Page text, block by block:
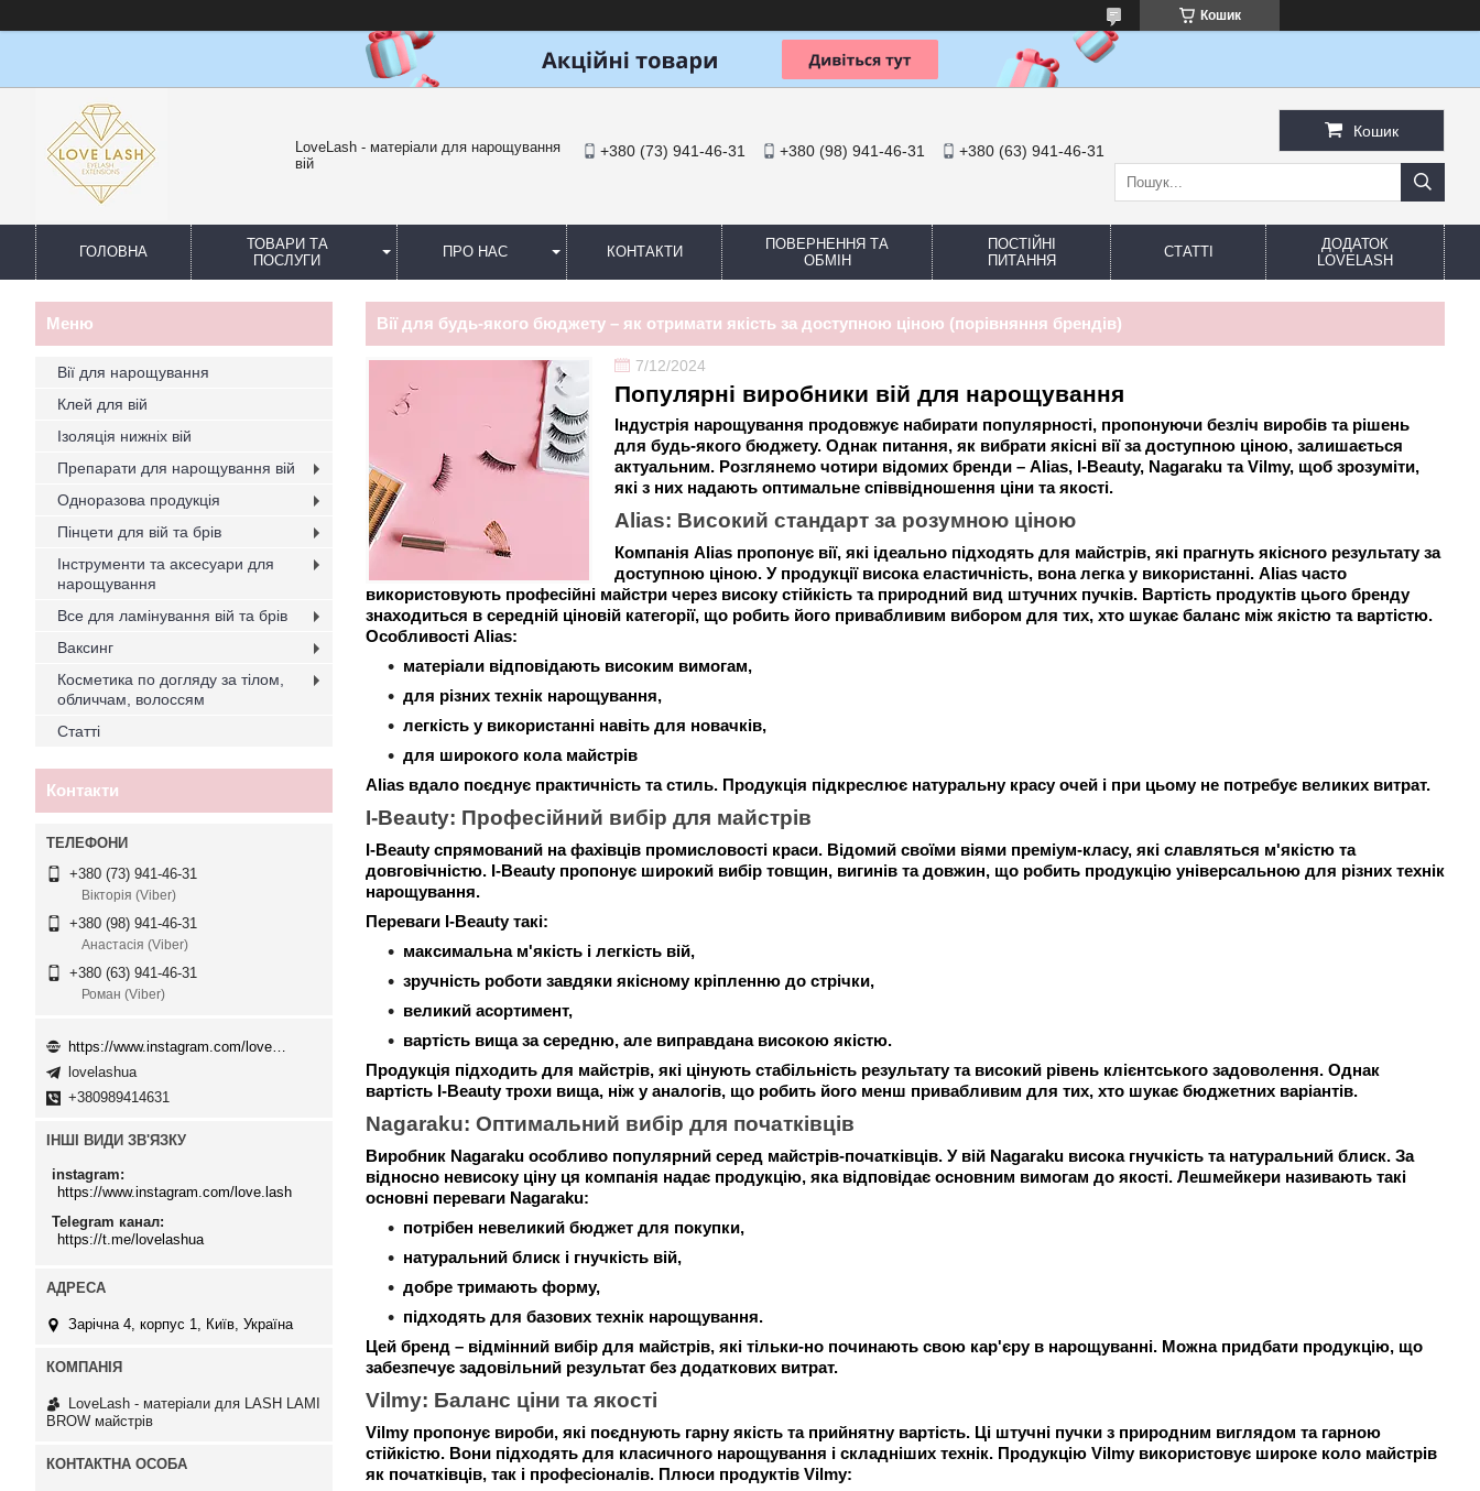
Кошик
LoveLash - матеріали для нарощування
вій
+380 (73) 941-46-31 +380 (98) 941-46-31 +380 (63) 941-46-31
Кошик
ГОЛОВНА
ТОВАРИ ТА
ПОСЛУГИ
ПРО НАС КОНТАКТИ
ПОВЕРНЕННЯ ТА
ОБМІН
ПОСТІЙНІ
ПИТАННЯ
СТАТТІ
ДОДАТОК
LOVELASH
Вії для будь-якого бюджету – як отримати якість за доступною ціною (порівняння брендів)
7/12/2024
Популярні виробники вій для нарощування
Індустрія нарощування продовжує набирати популярності, пропонуючи безліч виробів та рішень
для будь-якого бюджету. Однак питання, як вибрати якісні вії за доступною ціною, залишається
актуальним. Розглянемо чотири відомих бренди – Alias, I-Beauty, Nagaraku та Vilmy, щоб зрозуміти,
які з них надають оптимальне співвідношення ціни та якості.
Alias: Високий стандарт за розумною ціною
Компанія Alias ​​пропонує вії, які ідеально підходять для майстрів, які прагнуть якісного результату за
доступною ціною. У продукції висока еластичність, вона легка у використанні. Alias ​​часто
використовують професійні майстри через високу стійкість та природний вид штучних пучків. Вартість продуктів цього бренду
знаходиться в середній ціновій категорії, що робить його привабливим вибором для тих, хто шукає баланс між якістю та вартістю.
Особливості Alias:
матеріали відповідають високим вимогам,
для різних технік нарощування,
легкість у використанні навіть для новачків,
для широкого кола майстрів
Alias ​​вдало поєднує практичність та стиль. Продукція підкреслює натуральну красу очей і при цьому не потребує великих витрат.
I-Beauty: Професійний вибір для майстрів
I-Beauty спрямований на фахівців промисловості краси. Відомий своїми віями преміум-класу, які славляться м'якістю та
довговічністю. I-Beauty пропонує широкий вибір товщин, вигинів та довжин, що робить продукцію універсальною для різних технік
нарощування.
Переваги I-Beauty такі:
максимальна м'якість і легкість вій,
зручність роботи завдяки якісному кріпленню до стрічки,
великий асортимент,
вартість вища за середню, але виправдана високою якістю.
Продукція підходить для майстрів, які цінують стабільність результату та високий рівень клієнтського задоволення. Однак
вартість I-Beauty трохи вища, ніж у аналогів, що робить його менш привабливим для тих, хто шукає бюджетних варіантів.
Nagaraku: Оптимальний вибір для початківців
Виробник Nagaraku особливо популярний серед майстрів-початківців. У вій Nagaraku висока гнучкість та натуральний блиск. За
відносно невисоку ціну ця компанія надає продукцію, яка відповідає основним вимогам до якості. Лешмейкери називають такі
основні переваги Nagaraku:
потрібен невеликий бюджет для покупки,
натуральний блиск і гнучкість вій,
добре тримають форму,
підходять для базових технік нарощування.
Цей бренд – відмінний вибір для майстрів, які тільки-но починають свою кар'єру в нарощуванні. Можна придбати продукцію, що
забезпечує задовільний результат без додаткових витрат.
Vilmy: Баланс ціни та якості
Vilmy пропонує вироби, які поєднують гарну якість та прийнятну вартість. Ці штучні пучки з природним виглядом та гарною
стійкістю. Вони підходять для класичного нарощування і складніших технік. Продукцію Vilmy використовує широке коло майстрів
як початківців, так і професіоналів. Плюси продуктів Vilmy:
Вії для нарощування
Клей для вій
Ізоляція нижніх вій
Препарати для нарощування вій
Одноразова продукція
Пінцети для вій та брів
Інструменти та аксесуари для
нарощування
Все для ламінування вій та брів
Ваксинг
Косметика по догляду за тілом,
обличчам, волоссям
Статті
Контакти
+380 (73) 941-46-31
Вікторія (Viber)
+380 (98) 941-46-31
Анастасія (Viber)
+380 (63) 941-46-31
Роман (Viber)
lovelashua
+380989414631
ІНШІ ВИДИ ЗВ'ЯЗКУ
instagram
https://www.instagram.com/love.lash
Telegram канал
https://t.me/lovelashua
Зарічна 4, корпус 1, Київ, Україна
LoveLash - матеріали для LASH LAMI
BROW майстрів